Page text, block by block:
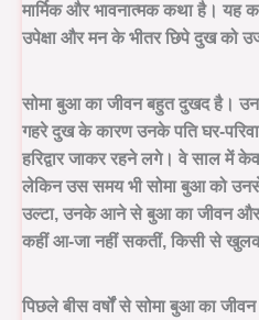
मार्मिक और भावनात्मक कथा है। यह
उपेक्षा और मन के भीतर छिपे दुख को
सोमा बुआ का जीवन बहुत दुखद है।
गहरे दुख के कारण उनके पति घर-
हरिद्वार जाकर रहने लगे। वे साल में
लेकिन उस समय भी सोमा बुआ को उनसे
उल्टा, उनके आने से बुआ का जीवन
कहीं आ-जा नहीं सकतीं, किसी से
पिछले बीस वर्षों से सोमा बुआ का